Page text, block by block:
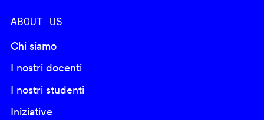
ABOUT US
Chi siamo
I nostri docenti
I nostri studenti
Iniziative